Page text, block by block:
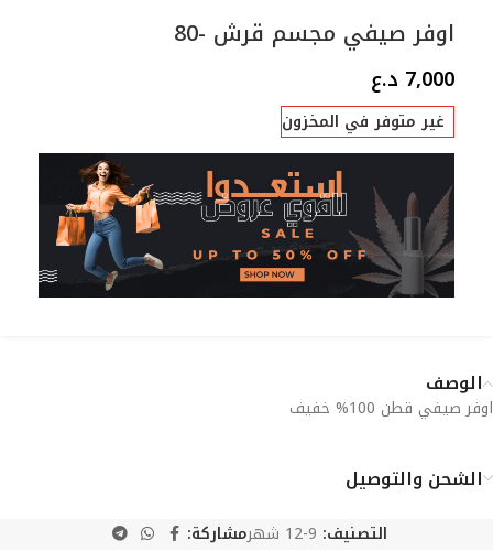
اوفر صيفي مجسم قرش -80
7,000 د.ع
غير متوفر في المخزون
الوصف
اوفر صيفي قطن 100% خفيف
الشحن والتوصيل
التصنيف: 9-12 شهر مشاركة: